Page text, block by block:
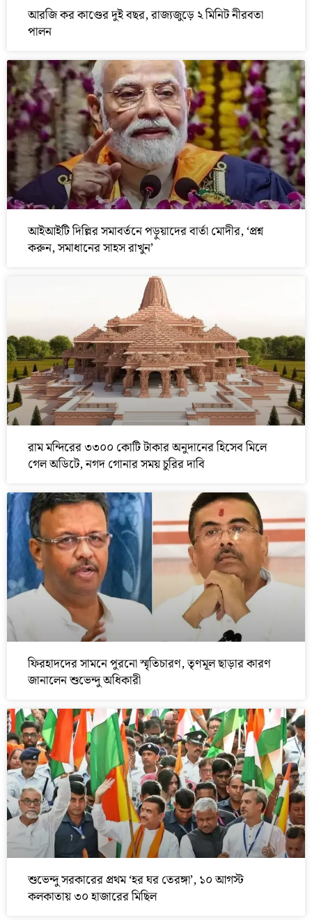
আরজি কর কাণ্ডের দুই বছর, রাজ্যজুড়ে ২ মিনিট নীরবতা
পালন
আইআইটি দিল্লির সমাবর্তনে পড়ুয়াদের বার্তা মোদীর, ‘প্রশ্ন
করুন, সমাধানের সাহস রাখুন’
রাম মন্দিরের ৩৩০০ কোটি টাকার অনুদানের হিসেব মিলে
গেল অডিটে, নগদ গোনার সময় চুরির দাবি
ফিরহাদদের সামনে পুরনো স্মৃতিচারণ, তৃণমূল ছাড়ার কারণ
জানালেন শুভেন্দু অধিকারী
শুভেন্দু সরকারের প্রথম ‘হর ঘর তেরঙ্গা’, ১০ আগস্ট
কলকাতায় ৩০ হাজারের মিছিল